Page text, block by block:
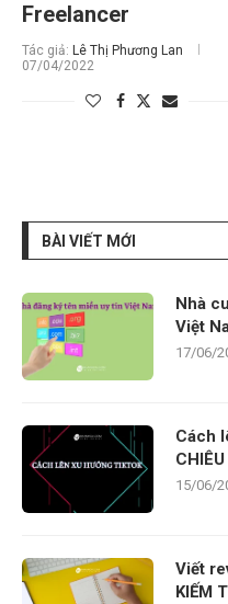
Freelancer
Tác giả: Lê Thị Phương Lan
07/04/2022
BÀI VIẾT MỚI
Nhà
Việt
17/06/
Cách
15/06/
Viết
KIẾM